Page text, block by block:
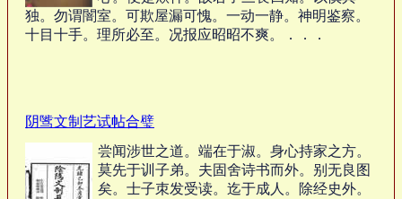
独。勿谓闇室。可欺屋漏可愧。一动一静。神明鉴察。
十目十手。理所必至。况报应昭昭不爽。．．．
阴骘文制艺试帖合璧
尝闻涉世之道。端在于淑。身心持家之方。
莫先于训子弟。夫固舍诗书而外。别无良图
矣。士子朿发受读。迄于成人。除经史外。